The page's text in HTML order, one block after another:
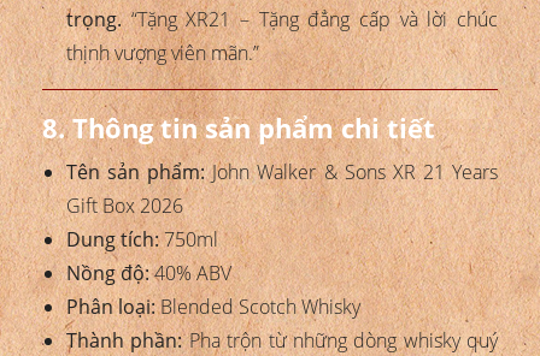
trọng.“Tặng XR21 – Tặng đẳng cấp và lời chúc
thịnh vượng viên mãn.”
8. Thông tin sản phẩm chi tiết
Tên sản phẩm:John Walker & Sons XR 21 Years
Gift Box 2026
Dung tích:750ml
Nồng độ:40% ABV
Phân loại:Blended Scotch Whisky
Thành phần:Pha trộn từ những dòng whisky quý